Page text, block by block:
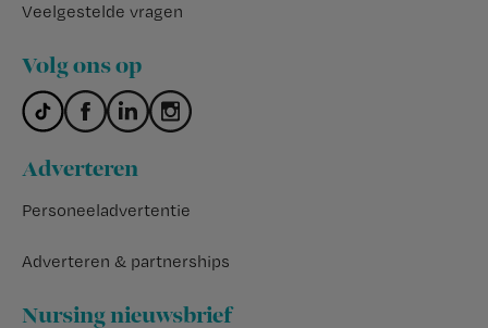
Veelgestelde vragen
Volg ons op
Adverteren
Personeeladvertentie
Adverteren & partnerships
Nursing nieuwsbrief